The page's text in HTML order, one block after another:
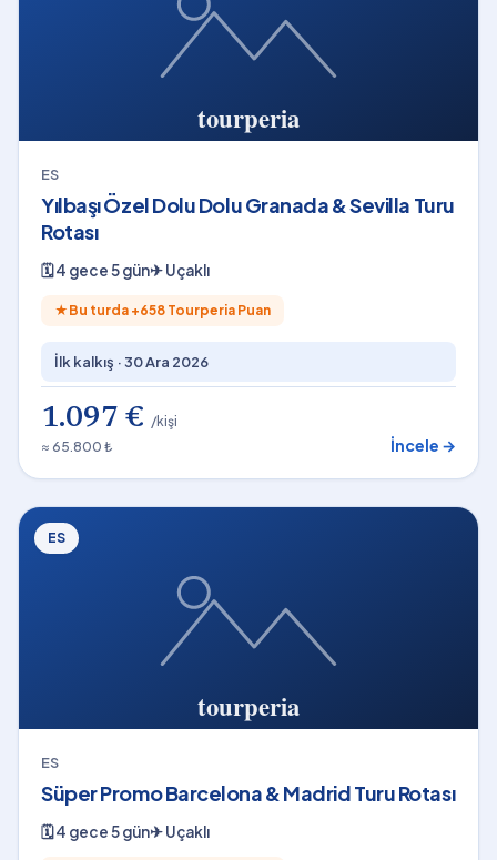
ES
Yılbaşı Özel Dolu Dolu Granada & Sevilla Turu
Rotası
🗓4 gece 5 gün✈Uçaklı
★ Bu turda +658 Tourperia Puan
İlk kalkış ·30 Ara 2026
1.097 € /kişi
≈ 65.800 ₺
İncele →
ES
ES
Süper Promo Barcelona & Madrid Turu Rotası
🗓4 gece 5 gün✈Uçaklı